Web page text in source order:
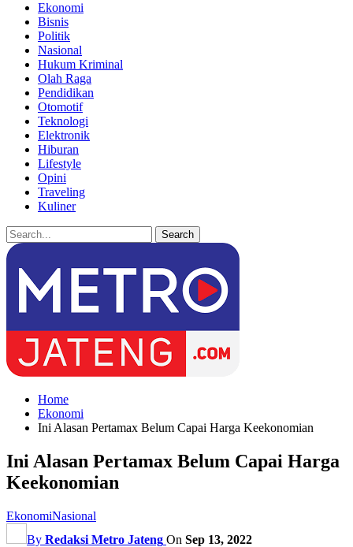
Ekonomi
Bisnis
Politik
Nasional
Hukum Kriminal
Olah Raga
Pendidikan
Otomotif
Teknologi
Elektronik
Hiburan
Lifestyle
Opini
Traveling
Kuliner
Home
Ekonomi
Ini Alasan Pertamax Belum Capai Harga Keekonomian
Ini Alasan Pertamax Belum Capai Harga
Keekonomian
EkonomiNasional
By Redaksi Metro Jateng On Sep 13, 2022